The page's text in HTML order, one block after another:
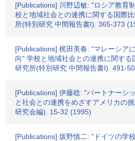
[Publications] 川野辺敏: "ロシア教育
校と地域社会との連携に関する国際
所(特別研究 中間報告書I). 365-373
[Publications] 梶田美春: "マレーシア
向" 学校と地域社会との連携に関す
研究所(特別研究 中間報告書I). 491-
[Publications] 伊藤稔: "パートナーシ
と社会との連携をめざすアメリカの
研究会編). 15-32 (1995)
[Publications] 坂野慎二: "ドイツの学